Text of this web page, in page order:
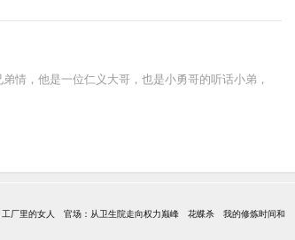
情，他是一位仁义大哥，也是小勇哥的听话小弟，
工厂里的女人 官场：从卫生院走向权力巅峰 花蝶杀
我的修炼时间和